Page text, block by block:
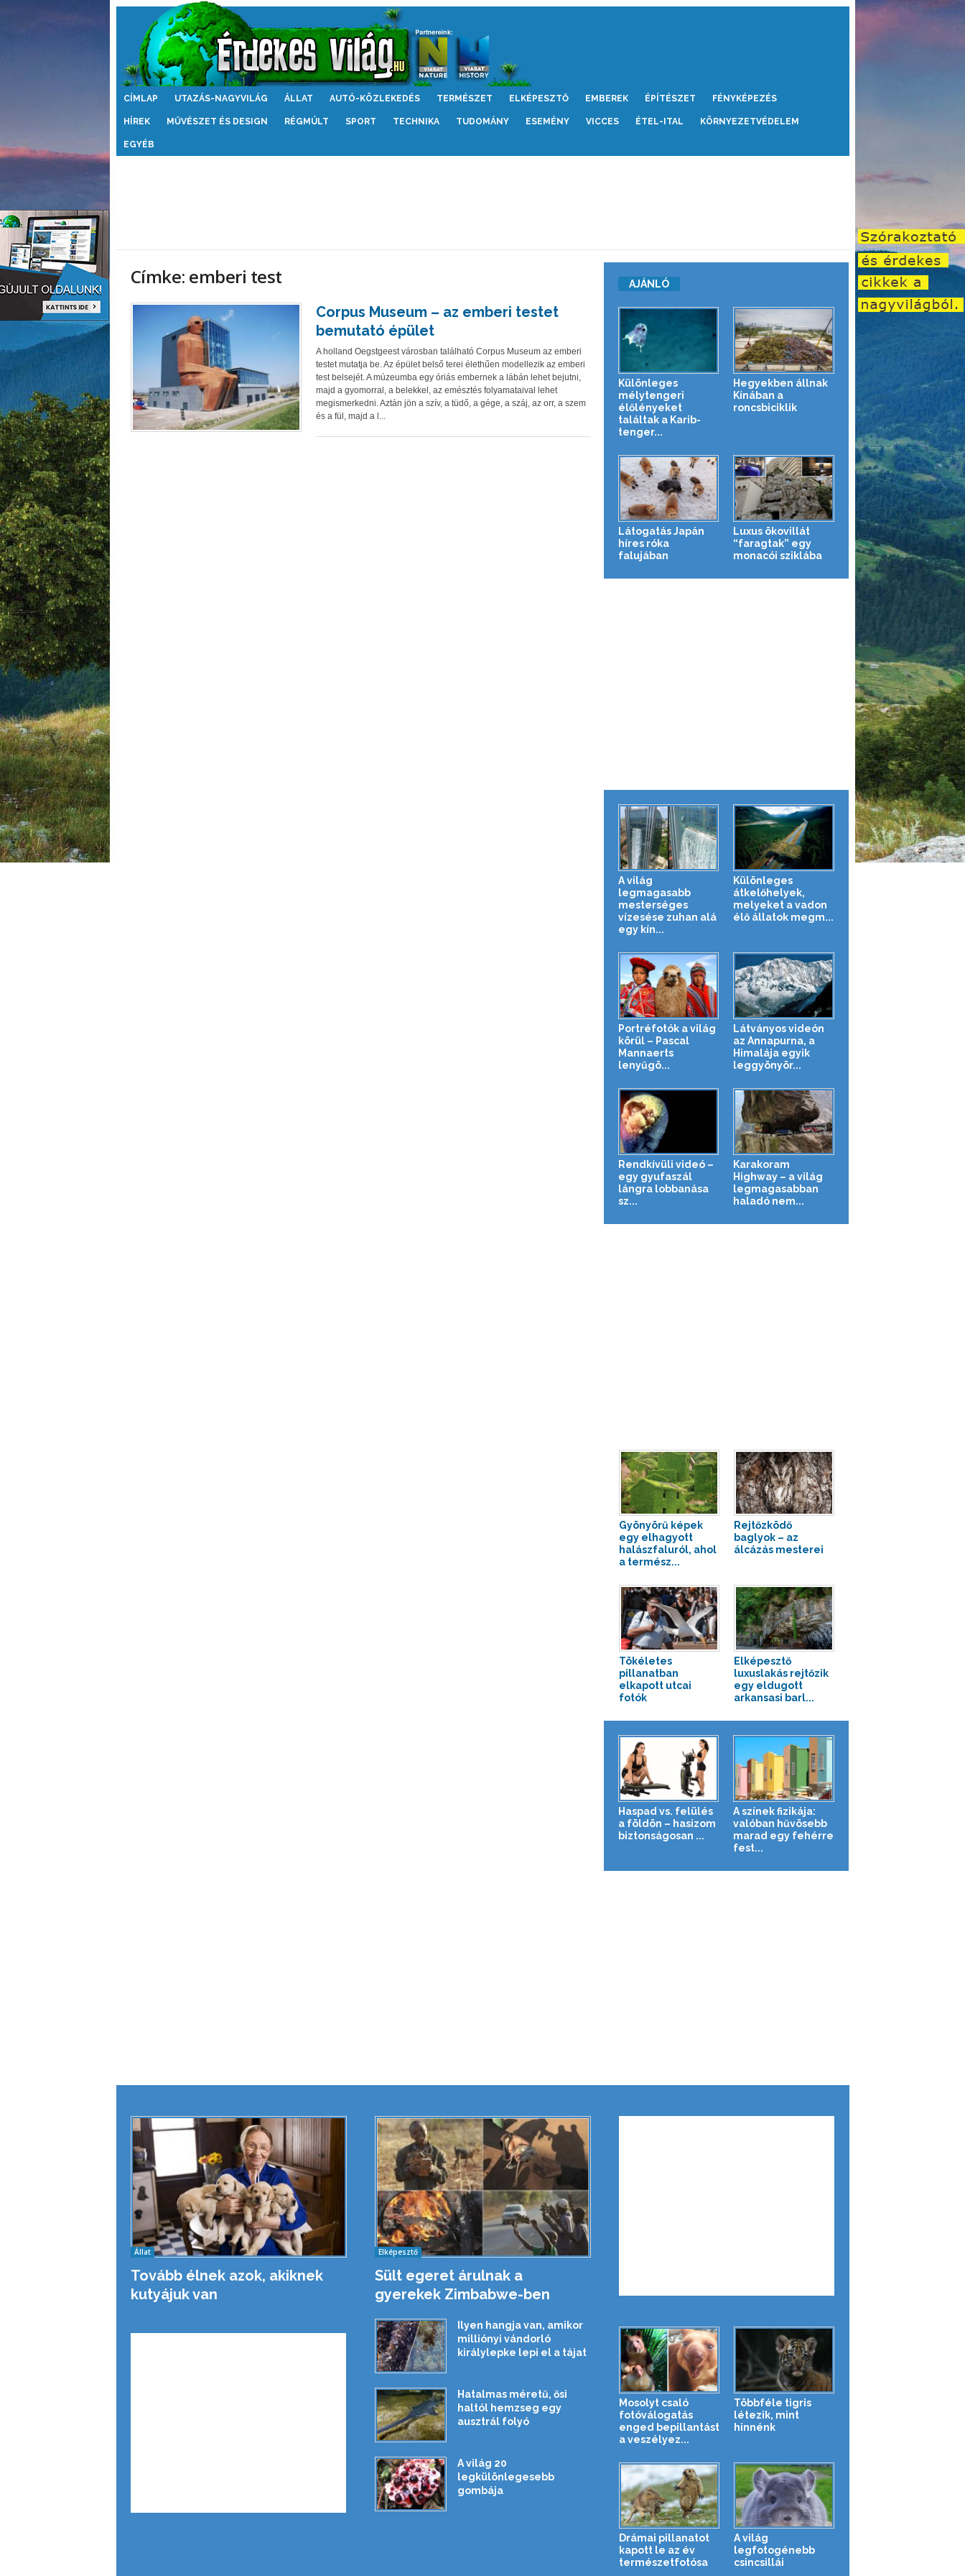
Érdekes
CÍMLAP UTAZÁS-NAGYVILÁG ÁLLAT AUTÓ-KÖZLEKEDÉS TERMÉSZET ELKÉPESZTŐ EMBEREK ÉPÍTÉSZET FÉNYKÉPEZÉS
HÍREK MŰVÉSZET ÉS DESIGN RÉGMÚLT SPORT TECHNIKA TUDOMÁNY ESEMÉNY VICCES ÉTEL-ITAL KÖRNYEZETVÉDELEM
EGYÉB
Címke: emberi test
Corpus Museum – az emberi testet
bemutató épület
A holland Oegstgeest városban található Corpus Museum az emberi
testet mutatja be. Az épület belső terei élethűen modellezik az emberi
test belsejét. A múzeumba egy óriás embernek a lábán lehet bejutni,
majd a gyomorral, a belekkel, az emésztés folyamataival lehet
megismerkedni. Aztán jön a szív, a tüdő, a gége, a száj, az orr, a szem
és a fül, majd a l...
AJÁNLÓ
Különleges
mélytengeri
élőlényeket
találtak a Karib-
tenger...
Hegyekben állnak
Kínában a
roncsbiciklik
Látogatás Japán
híres róka
falujában
Luxus ökovillát
“faragtak” egy
monacói sziklába
A világ
legmagasabb
mesterséges
vízesése zuhan alá
egy kín...
Különleges
átkelőhelyek,
melyeket a vadon
élő állatok megm...
Portréfotók a világ
körül – Pascal
Mannaerts
lenyűgö...
Látványos videón
az Annapurna, a
Himalája egyik
leggyönyör...
Rendkívüli videó –
egy gyufaszál
lángra lobbanása
sz...
Karakoram
Highway – a világ
legmagasabban
haladó nem...
Gyönyörű képek
egy elhagyott
halászfaluról, ahol
a termész...
Rejtőzködő
baglyok – az
álcázás mesterei
Tökéletes
pillanatban
elkapott utcai
fotók
Elképesztő
luxuslakás rejtőzik
egy eldugott
arkansasi barl...
Haspad vs. felülés
a földön – hasizom
biztonságosan ...
A színek fizikája:
valóban hűvösebb
marad egy fehérre
fest...
Állat
Tovább élnek azok, akiknek
kutyájuk van
Elképesztő
Sült egeret árulnak a
gyerekek Zimbabwe-ben
Ilyen hangja van, amikor
milliónyi vándorló
királylepke lepi el a tájat
Hatalmas méretű, ősi
haltól hemzseg egy
ausztrál folyó
A világ 20
legkülönlegesebb
gombája
Mosolyt csaló
fotóválogatás
enged bepillantást
a veszélyez...
Többféle tigris
létezik, mint
hinnénk
Drámai pillanatot
kapott le az év
természetfotósa
A világ
legfotogénebb
csincsillái